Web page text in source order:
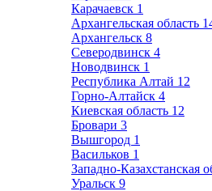
Карачаевск 1
Архангельская область
Архангельск 8
Северодвинск 4
Новодвинск 1
Республика Алтай 12
Горно-Алтайск 4
Киевская область 12
Бровари 3
Вышгород 1
Васильков 1
Западно-Казахстанская
Уральск 9